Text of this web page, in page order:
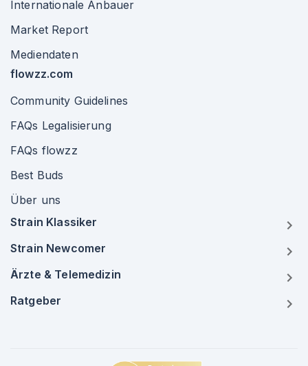
Internationale Anbauer
Market Report
Mediendaten
flowzz.com
Community Guidelines
FAQs Legalisierung
FAQs flowzz
Best Buds
Über uns
Strain Klassiker
Strain Newcomer
Ärzte & Telemedizin
Ratgeber